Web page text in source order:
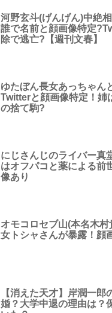
河野玄斗(げんげん)中絶
誰で名前と顔画像特定
除で逃亡?【週刊文春】
ゆたぼん長女あっちゃん
Twitterと顔画像特定！姉
の捨て駒?
にじさんじのライバー真
はオフパコと薬による前
像あり
オモコロセブ山(本名木
女トシャさんが暴露！顔
【消えた天才】岸潤一郎
婚？大学中退の理由は？